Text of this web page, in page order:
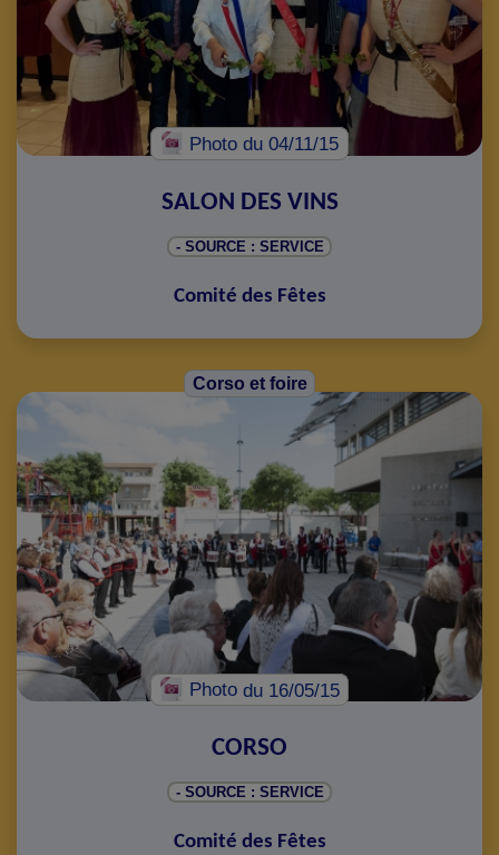
Photodu 04/11/15
SALON DES VINS
- SOURCE : SERVICE
Comité des Fêtes
Corso et foire
Photo du 16/05/15
CORSO
- SOURCE : SERVICE
Comité des Fêtes